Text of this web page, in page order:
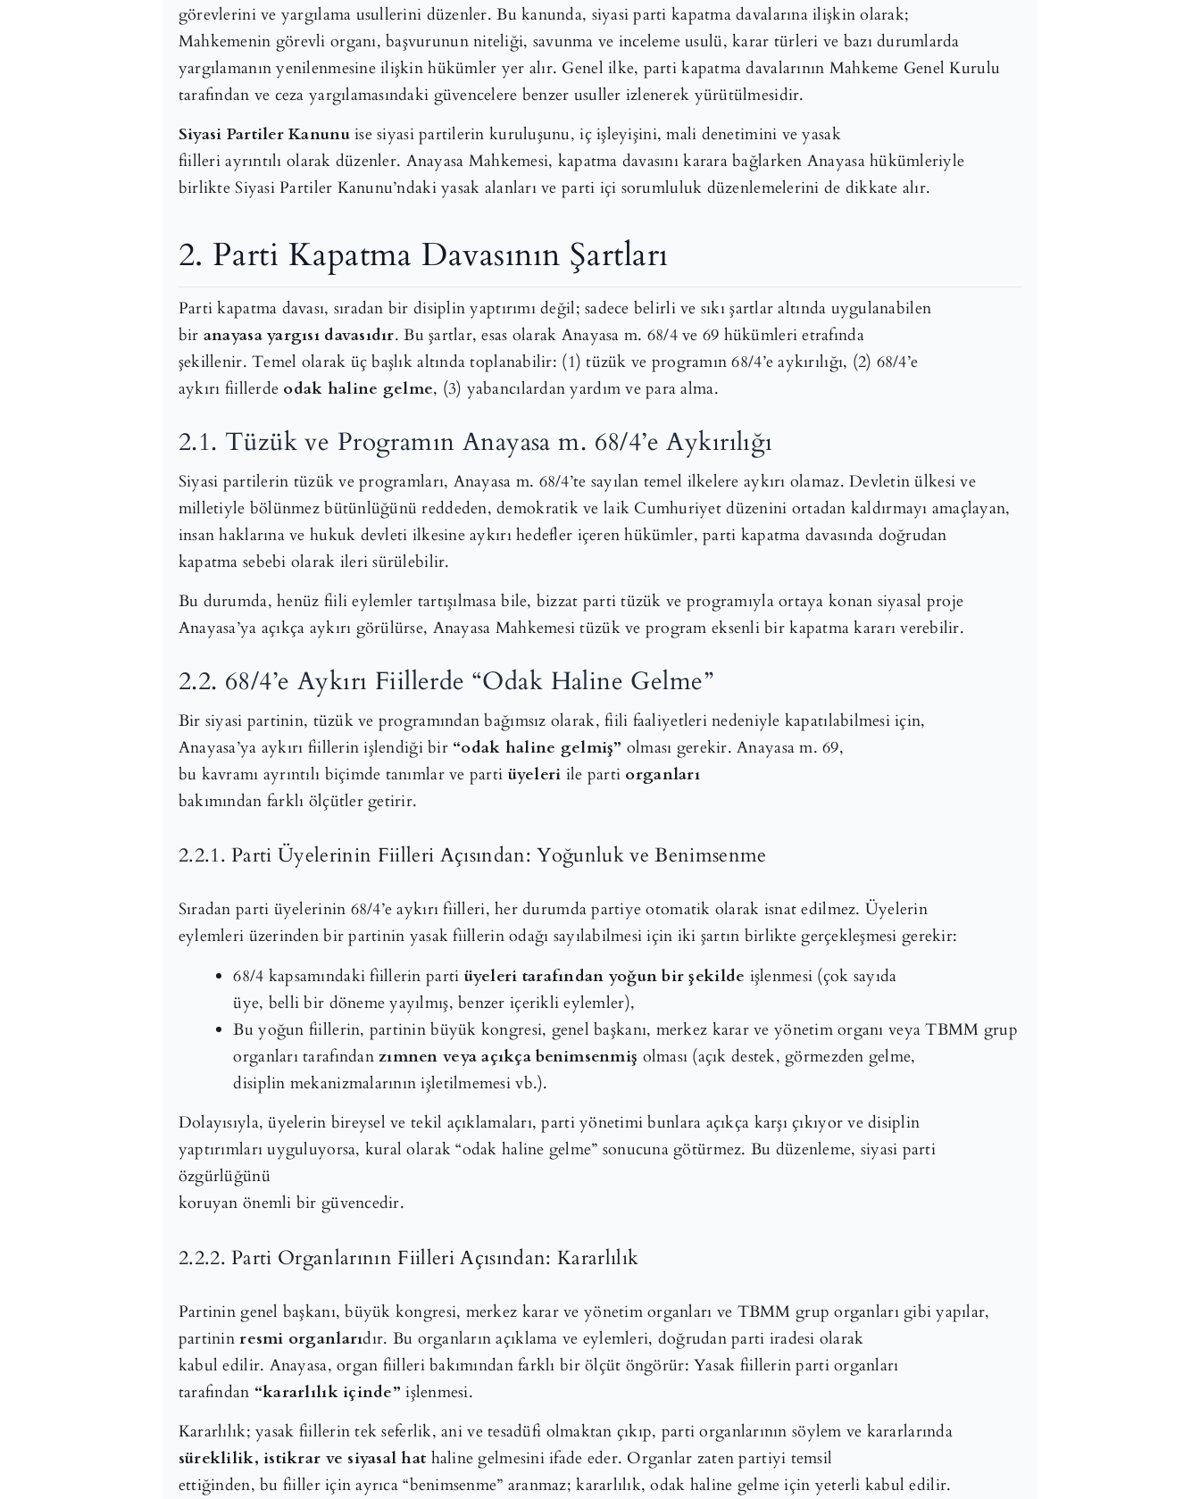
görevlerini ve yargılama usullerini düzenler. Bu kanunda, siyasi parti kapatma davalarına ilişkin olarak;
Mahkemenin görevli organı, başvurunun niteliği, savunma ve inceleme usulü, karar türleri ve bazı durumlarda
yargılamanın yenilenmesine ilişkin hükümler yer alır. Genel ilke, parti kapatma davalarının Mahkeme Genel Kurulu
tarafından ve ceza yargılamasındaki güvencelere benzer usuller izlenerek yürütülmesidir.
Siyasi Partiler Kanunuise siyasi partilerin kuruluşunu, iç işleyişini, mali denetimini ve yasak
fiilleri ayrıntılı olarak düzenler. Anayasa Mahkemesi, kapatma davasını karara bağlarken Anayasa hükümleriyle
birlikte Siyasi Partiler Kanunu’ndaki yasak alanları ve parti içi sorumluluk düzenlemelerini de dikkate alır.
2. Parti Kapatma Davasının Şartları
Parti kapatma davası, sıradan bir disiplin yaptırımı değil; sadece belirli ve sıkı şartlar altında uygulanabilen
bir anayasa yargısı davasıdır. Bu şartlar, esas olarak Anayasa m. 68/4 ve 69 hükümleri etrafında
şekillenir. Temel olarak üç başlık altında toplanabilir: (1) tüzük ve programın 68/4’e aykırılığı, (2) 68/4’e
aykırı fiillerde odak haline gelme, (3) yabancılardan yardım ve para alma.
2.1. Tüzük ve Programın Anayasa m. 68/4’e Aykırılığı
Siyasi partilerin tüzük ve programları, Anayasa m. 68/4’te sayılan temel ilkelere aykırı olamaz. Devletin ülkesi ve
milletiyle bölünmez bütünlüğünü reddeden, demokratik ve laik Cumhuriyet düzenini ortadan kaldırmayı amaçlayan,
insan haklarına ve hukuk devleti ilkesine aykırı hedefler içeren hükümler, parti kapatma davasında doğrudan
kapatma sebebi olarak ileri sürülebilir.
Bu durumda, henüz fiili eylemler tartışılmasa bile, bizzat parti tüzük ve programıyla ortaya konan siyasal proje
Anayasa’ya açıkça aykırı görülürse, Anayasa Mahkemesi tüzük ve program eksenli bir kapatma kararı verebilir.
2.2. 68/4’e Aykırı Fiillerde “Odak Haline Gelme”
Bir siyasi partinin, tüzük ve programından bağımsız olarak, fiili faaliyetleri nedeniyle kapatılabilmesi için,
Anayasa’ya aykırı fiillerin işlendiği bir “odak haline gelmiş” olması gerekir. Anayasa m. 69,
bu kavramı ayrıntılı biçimde tanımlar ve parti üyeleri ile parti organları
bakımından farklı ölçütler getirir.
2.2.1. Parti Üyelerinin Fiilleri Açısından: Yoğunluk ve Benimsenme
Sıradan parti üyelerinin 68/4’e aykırı fiilleri, her durumda partiye otomatik olarak isnat edilmez. Üyelerin
eylemleri üzerinden bir partinin yasak fiillerin odağı sayılabilmesi için iki şartın birlikte gerçekleşmesi gerekir:
68/4 kapsamındaki fiillerin parti üyeleri tarafından yoğun bir şekilde işlenmesi (çok sayıda
üye, belli bir döneme yayılmış, benzer içerikli eylemler),
Bu yoğun fiillerin, partinin büyük kongresi, genel başkanı, merkez karar ve yönetim organı veya TBMM grup
organları tarafındanzımnen veya açıkça benimsenmiş olması (açık destek, görmezden gelme,
disiplin mekanizmalarının işletilmemesi vb.).
Dolayısıyla, üyelerin bireysel ve tekil açıklamaları, parti yönetimi bunlara açıkça karşı çıkıyor ve disiplin
yaptırımları uyguluyorsa, kural olarak “odak haline gelme” sonucuna götürmez. Bu düzenleme, siyasi parti
özgürlüğünü
koruyan önemli bir güvencedir.
2.2.2. Parti Organlarının Fiilleri Açısından: Kararlılık
Partinin genel başkanı, büyük kongresi, merkez karar ve yönetim organları ve TBMM grup organları gibi yapılar,
partininresmi organlarıdır. Bu organların açıklama ve eylemleri, doğrudan parti iradesi olarak
kabul edilir. Anayasa, organ fiilleri bakımından farklı bir ölçüt öngörür: Yasak fiillerin parti organları
tarafından “kararlılık içinde” işlenmesi.
Kararlılık; yasak fiillerin tek seferlik, ani ve tesadüfi olmaktan çıkıp, parti organlarının söylem ve kararlarında
süreklilik, istikrar ve siyasal hat haline gelmesini ifade eder. Organlar zaten partiyi temsil
ettiğinden, bu fiiller için ayrıca “benimsenme” aranmaz; kararlılık, odak haline gelme için yeterli kabul edilir.